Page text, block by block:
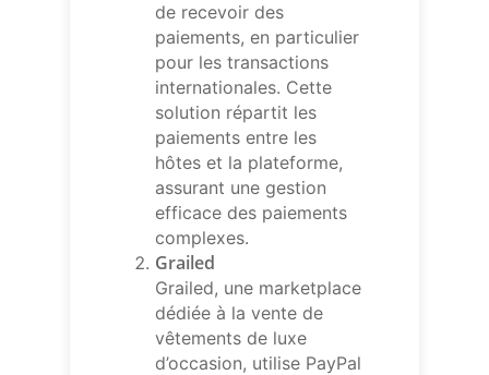
de recevoir des
paiements, en particulier
pour les transactions
internationales. Cette
solution répartit les
paiements entre les
hôtes et la plateforme,
assurant une gestion
efficace des paiements
complexes.
Grailed
Grailed, une marketplace
dédiée à la vente de
vêtements de luxe
d’occasion, utilise PayPal